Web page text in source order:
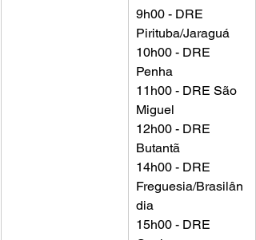
9h00 - DRE
Pirituba/Jaraguá
10h00 - DRE
Penha
11h00 - DRE São
Miguel
12h00 - DRE
Butantã
14h00 - DRE
Freguesia/Brasilân
dia
15h00 - DRE